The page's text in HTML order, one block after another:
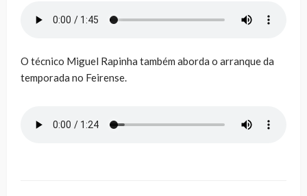
O técnico Miguel Rapinha também aborda o arranque da
temporada no Feirense.